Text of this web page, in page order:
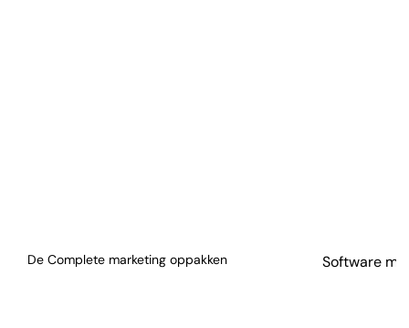
De Complete marketing oppakken Software